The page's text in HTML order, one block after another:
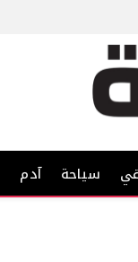
سياحة آدم